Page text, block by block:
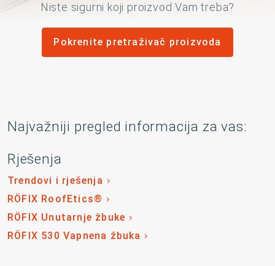
Niste sigurni koji proizvod Vam treba?
Pokrenite pretraživač proizvoda
Najvažniji pregled informacija za vas:
Rješenja
Trendovi i rješenja
RÖFIX RoofEtics®
RÖFIX Unutarnje žbuke
RÖFIX 530 Vapnena žbuka